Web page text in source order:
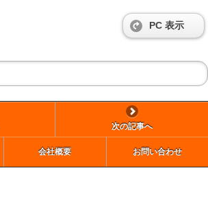
PC 表示
次の記事へ
会社概要 お問い合わせ